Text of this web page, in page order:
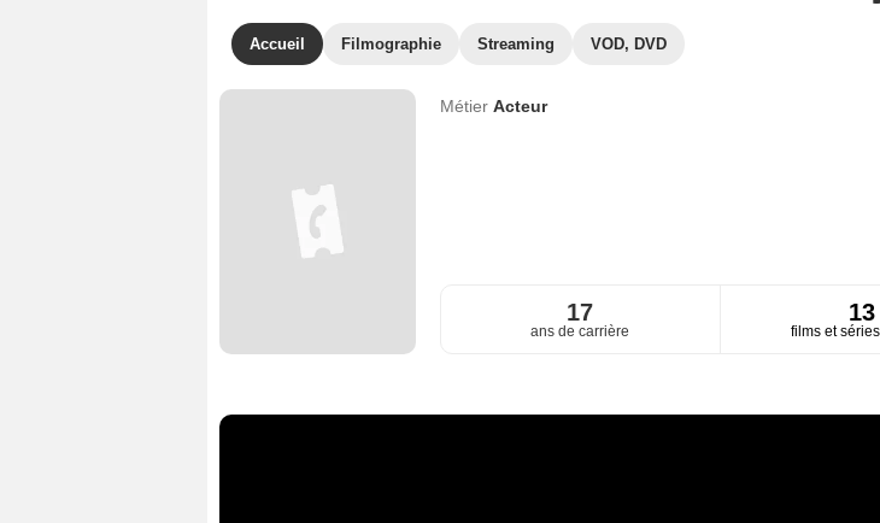
Accueil Filmographie Streaming VOD, DVD
Métier Acteur
17
ans de carrière
13
films et